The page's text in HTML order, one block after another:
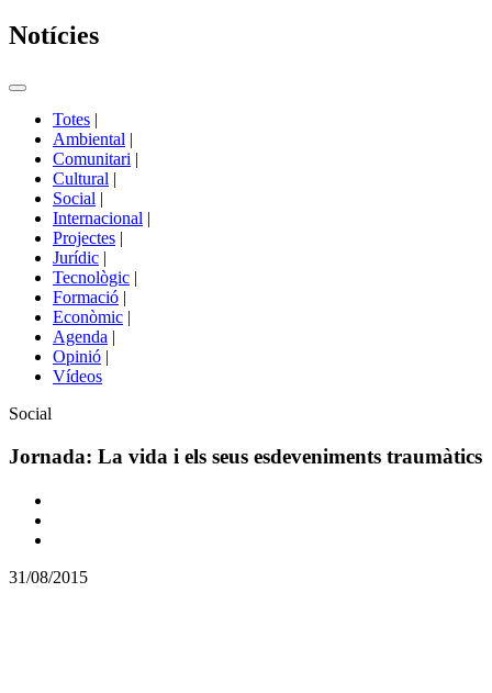
Notícies
Commutador
portals
Totes |
Ambiental |
Comunitari |
Cultural |
Social |
Internacional |
Projectes |
Jurídic |
Tecnològic |
Formació |
Econòmic |
Agenda |
Opinió |
Vídeos
Àmbit
la
Social
Jornada: La vida i els seus esdeveniments traumàtics
Comparteix
altres
31/08/2015